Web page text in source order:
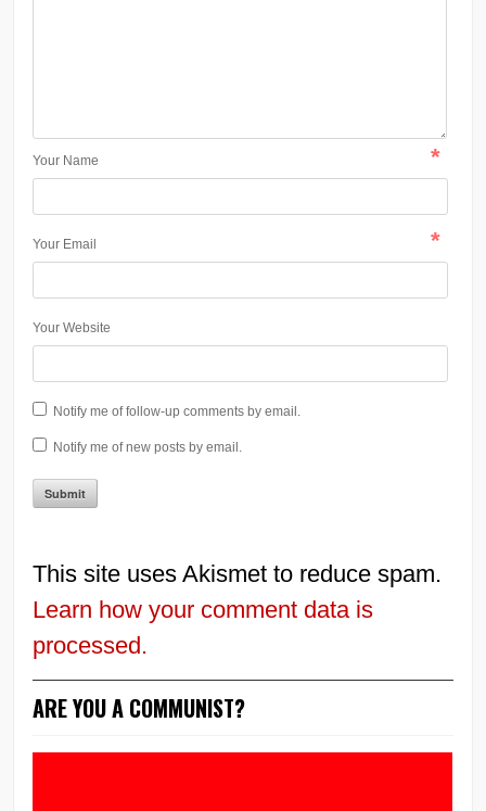
Your Name *
Your Email *
Your Website
Notify me of follow-up comments by email.
Notify me of new posts by email.
This site uses Akismet to reduce spam.
Learn how your comment data is
processed.
ARE YOU A COMMUNIST?